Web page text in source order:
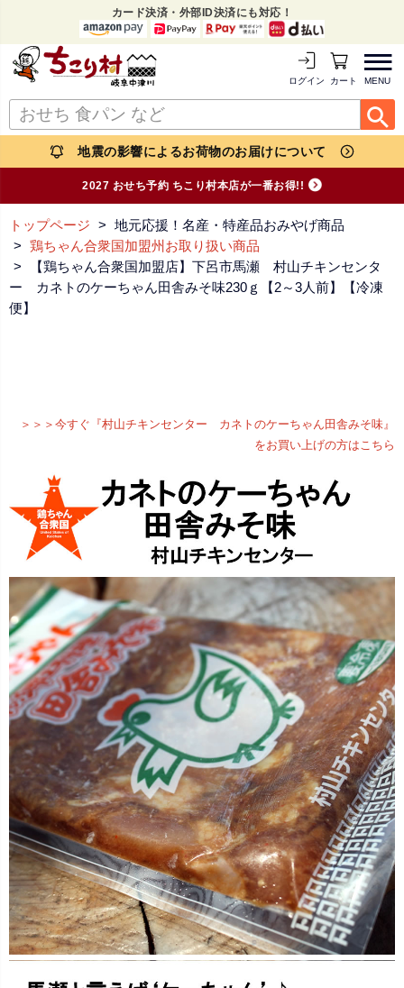
カード決済・外部ID決済にも対応！
MENU
ログイン カートを見る
地震の影響によるお荷物のお届けについて
2027 おせち予約 ちこり村本店が一番お得!!
トップページ
地元応援！名産・特産品おみやげ商品
鶏ちゃん合衆国加盟州お取り扱い商品
【鶏ちゃん合衆国加盟店】下呂市馬瀬 村山チキンセンタ
ー カネトのケーちゃん田舎みそ味230ｇ【2～3人前】【冷凍
便】
＞＞＞今すぐ『村山チキンセンター カネトのケーちゃん田舎みそ味』
をお買い上げの方はこちら